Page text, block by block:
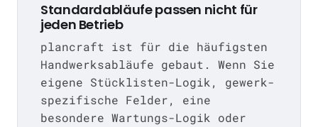
Standardabläufe passen nicht für
jeden Betrieb
plancraft ist für die häufigsten
Handwerksabläufe gebaut. Wenn Sie
eigene Stücklisten-Logik, gewerk-
spezifische Felder, eine
besondere Wartungs-Logik oder